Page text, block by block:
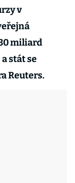
v
miliard
stát se
Reuters.